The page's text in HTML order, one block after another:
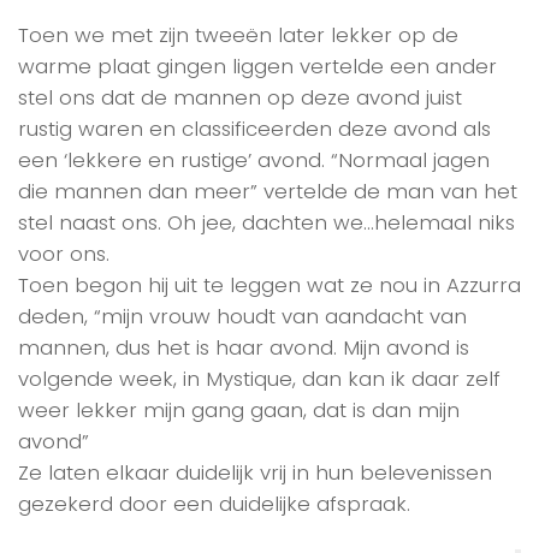
Toen we met zijn tweeën later lekker op de
warme plaat gingen liggen vertelde een ander
stel ons dat de mannen op deze avond juist
rustig waren en classificeerden deze avond als
een ‘lekkere en rustige’ avond. “Normaal jagen
die mannen dan meer” vertelde de man van het
stel naast ons. Oh jee, dachten we…helemaal niks
voor ons.
Toen begon hij uit te leggen wat ze nou in Azzurra
deden, “mijn vrouw houdt van aandacht van
mannen, dus het is haar avond. Mijn avond is
volgende week, in Mystique, dan kan ik daar zelf
weer lekker mijn gang gaan, dat is dan mijn
avond”
Ze laten elkaar duidelijk vrij in hun belevenissen
gezekerd door een duidelijke afspraak.